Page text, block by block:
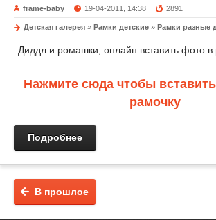
frame-baby 19-04-2011, 14:38 2891
Детская галерея » Рамки детские » Рамки разные
Диддл и ромашки, онлайн вставить фото
Нажмите сюда чтобы
рамочку
Подробнее
В прошлое